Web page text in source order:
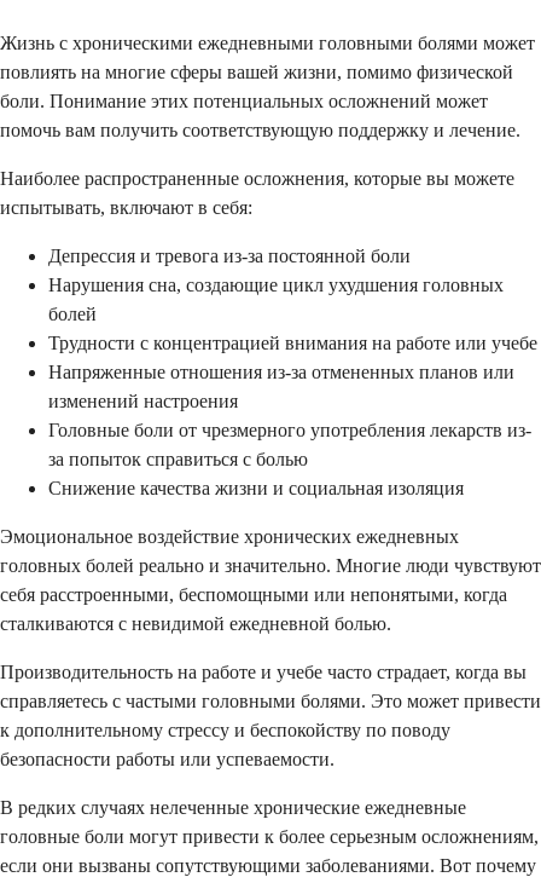
Жизнь с хроническими ежедневными головными болями может
повлиять на многие сферы вашей жизни, помимо физической
боли. Понимание этих потенциальных осложнений может
помочь вам получить соответствующую поддержку и лечение.
Наиболее распространенные осложнения, которые вы можете
испытывать, включают в себя:
Депрессия и тревога из-за постоянной боли
Нарушения сна, создающие цикл ухудшения головных
болей
Трудности с концентрацией внимания на работе или учебе
Напряженные отношения из-за отмененных планов или
изменений настроения
Головные боли от чрезмерного употребления лекарств из-
за попыток справиться с болью
Снижение качества жизни и социальная изоляция
Эмоциональное воздействие хронических ежедневных
головных болей реально и значительно. Многие люди чувствуют
себя расстроенными, беспомощными или непонятыми, когда
сталкиваются с невидимой ежедневной болью.
Производительность на работе и учебе часто страдает, когда вы
справляетесь с частыми головными болями. Это может привести
к дополнительному стрессу и беспокойству по поводу
безопасности работы или успеваемости.
В редких случаях нелеченные хронические ежедневные
головные боли могут привести к более серьезным осложнениям,
если они вызваны сопутствующими заболеваниями. Вот почему